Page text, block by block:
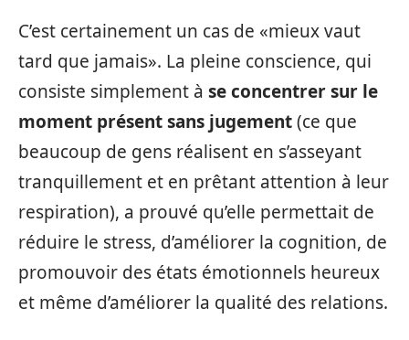
C’est certainement un cas de «mieux vaut
tard que jamais». La pleine conscience, qui
consiste simplement à se concentrer sur le
moment présent sans jugement(ce que
beaucoup de gens réalisent en s’asseyant
tranquillement et en prêtant attention à leur
respiration), a prouvé qu’elle permettait de
réduire le stress, d’améliorer la cognition, de
promouvoir des états émotionnels heureux
et même d’améliorer la qualité des relations.